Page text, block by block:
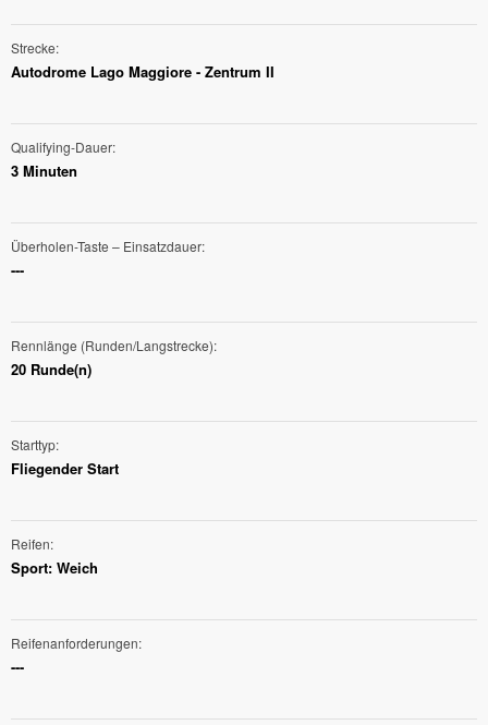
Strecke
Autodrome Lago Maggiore - Zentrum II
Qualifying-Dauer
3 Minuten
Überholen-Taste – Einsatzdauer
---
Rennlänge (Runden/Langstrecke)
20 Runde(n)
Starttyp
Fliegender Start
Reifen
Sport: Weich
Reifenanforderungen
---